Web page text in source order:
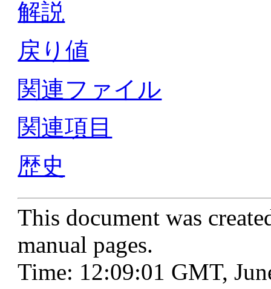
解説
戻り値
関連ファイル
関連項目
歴史
This document was
manual pages.
Time: 12:09:01 GMT,